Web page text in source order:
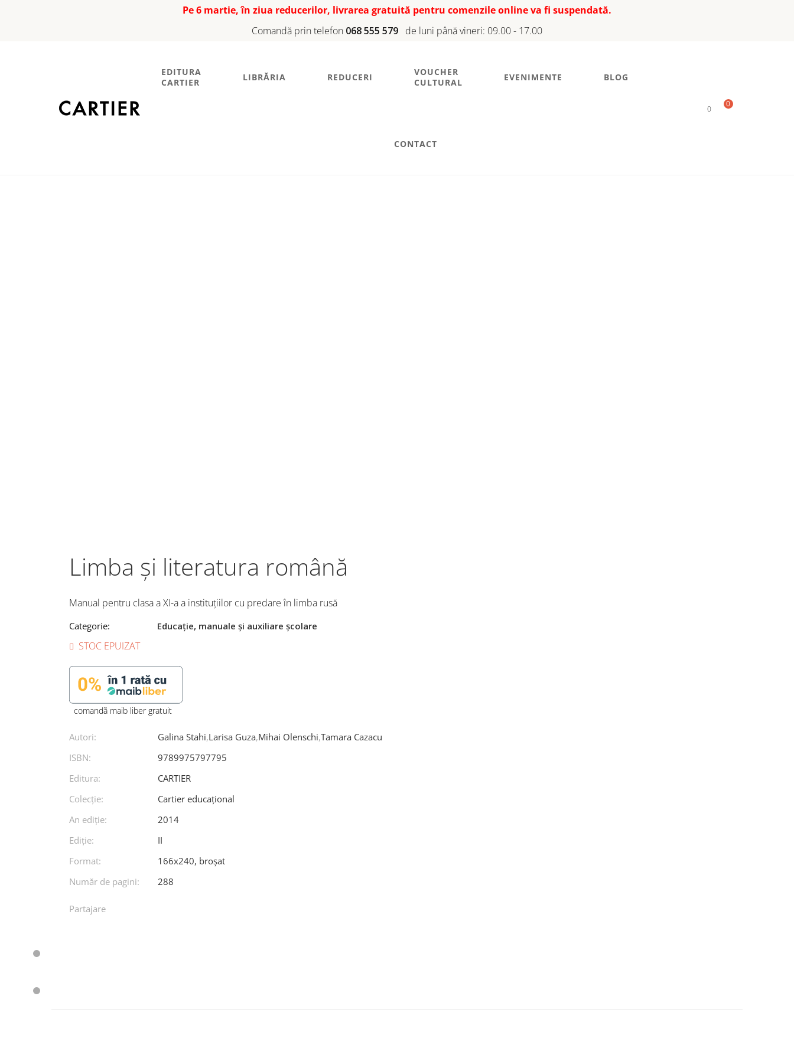
Pe 6 martie, în ziua reducerilor, livrarea gratuită pentru comenzile online va fi suspendată.
Comandă prin telefon 068 555 579 de luni până vineri: 09.00 - 17.00
EDITURA
CARTIER
LIBRĂRIA REDUCERI
VOUCHER
CULTURAL
EVENIMENTE BLOG
CONTACT
0
0
Limba și literatura română
Manual pentru clasa a XI-a a instituțiilor cu predare în limba rusă
Categorie: Educație, manuale și auxiliare școlare
STOC EPUIZAT
comandã maib liber gratuit
Autori: Galina Stahi,Larisa Guza,Mihai Olenschi,Tamara Cazacu
ISBN:
9789975797795
Editura:
CARTIER
Colecție:
Cartier educațional
An ediţie:
2014
Ediţie:
II
Format:
166x240, broșat
Număr de pagini:
288
Partajare